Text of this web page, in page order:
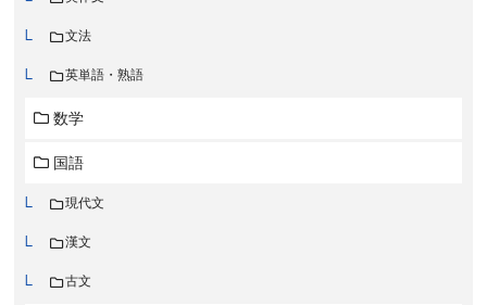
文法
英単語・熟語
数学
国語
現代文
漢文
古文